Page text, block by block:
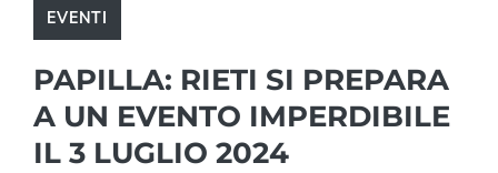
EVENTI
PAPILLA: RIETI SI PREPARA
A UN EVENTO IMPERDIBILE
IL 3 LUGLIO 2024